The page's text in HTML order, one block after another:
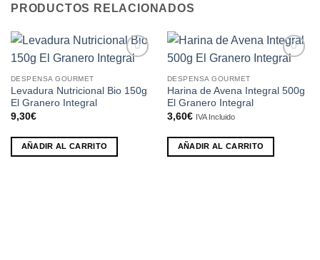
PRODUCTOS RELACIONADOS
lista de
deseos
DESPENSA GOURMET
Levadura Nutricional Bio 150g
El Granero Integral
9,30€
AÑADIR AL CARRITO
lista de
deseos
DESPENSA GOURMET
Harina de Avena Integral 500g
El Granero Integral
3,60€ IVA Incluido
AÑADIR AL CARRITO